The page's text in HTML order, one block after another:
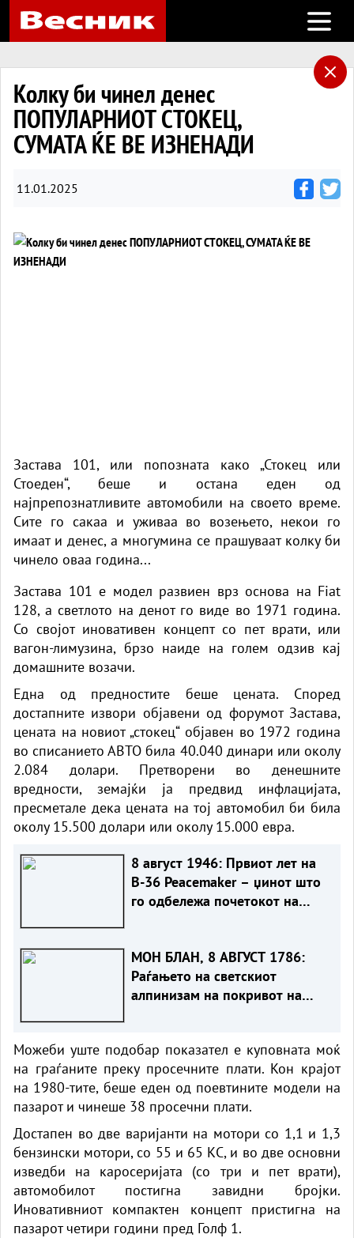
Open
Колку би чинел денес
ПОПУЛАРНИОТ СТОКЕЦ,
СУМАТА ЌЕ ВЕ ИЗНЕНАДИ
11.01.2025
Застава 101, или попозната како „Стокец или
Стоеден“, беше и остана еден од
најпрепознатливите автомобили на своето време.
Сите го сакаа и уживаа во возењето, некои го
имаат и денес, а многумина се прашуваат колку би
чинело оваа година...
Застава 101 е модел развиен врз основа на Fiat
128, а светлото на денот го виде во 1971 година.
Со својот иновативен концепт со пет врати, или
вагон-лимузина, брзо наиде на голем одзив кај
домашните возачи.
Една од предностите беше цената. Според
достапните извори објавени од форумот Застава,
цената на новиот „стокец“ објавен во 1972 година
во списанието АВТО била 40.040 динари или околу
2.084 долари. Претворени во денешните
вредности, земајќи ја предвид инфлацијата,
пресметале дека цената на тој автомобил би била
околу 15.500 долари или околу 15.000 евра.
8 август 1946: Првиот лет на
B-36 Peacemaker – џинот што
го одбележа почетокот на
МОН БЛАН, 8 АВГУСТ 1786:
Раѓањето на светскиот
алпинизам на покривот на
Можеби уште подобар показател е куповната моќ
на граѓаните преку просечните плати. Кон крајот
на 1980-тите, беше еден од поевтините модели на
пазарот и чинеше 38 просечни плати.
Достапен во две варијанти на мотори со 1,1 и 1,3
бензински мотори, со 55 и 65 КС, и во две основни
изведби на каросеријата (со три и пет врати),
автомобилот постигна завидни бројки.
Иновативниот компактен концепт пристигна на
пазарот четири години пред Голф 1.